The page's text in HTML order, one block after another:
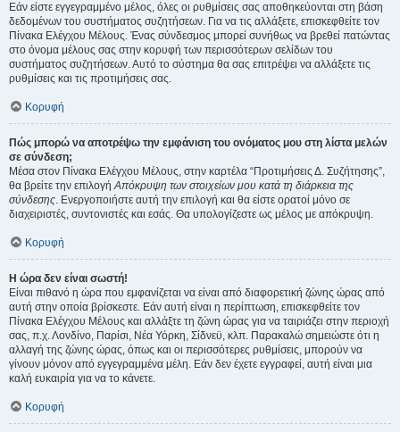
Εάν είστε εγγεγραμμένο μέλος, όλες οι ρυθμίσεις σας αποθηκεύονται στη βάση
δεδομένων του συστήματος συζητήσεων. Για να τις αλλάξετε, επισκεφθείτε τον
Πίνακα Ελέγχου Μέλους. Ένας σύνδεσμος μπορεί συνήθως να βρεθεί πατώντας
στο όνομα μέλους σας στην κορυφή των περισσότερων σελίδων του
συστήματος συζητήσεων. Αυτό το σύστημα θα σας επιτρέψει να αλλάξετε τις
ρυθμίσεις και τις προτιμήσεις σας.
Κορυφή
Πώς μπορώ να αποτρέψω την εμφάνιση του ονόματος μου στη λίστα μελών
σε σύνδεση;
Μέσα στον Πίνακα Ελέγχου Μέλους, στην καρτέλα “Προτιμήσεις Δ. Συζήτησης”,
θα βρείτε την επιλογήΑπόκρυψη των στοιχείων μου κατά τη διάρκεια της
σύνδεσης. Ενεργοποιήστε αυτή την επιλογή και θα είστε ορατοί μόνο σε
διαχειριστές, συντονιστές και εσάς. Θα υπολογίζεστε ως μέλος με απόκρυψη.
Κορυφή
Η ώρα δεν είναι σωστή!
Είναι πιθανό η ώρα που εμφανίζεται να είναι από διαφορετική ζώνης ώρας από
αυτή στην οποία βρίσκεστε. Εάν αυτή είναι η περίπτωση, επισκεφθείτε τον
Πίνακα Ελέγχου Μέλους και αλλάξτε τη ζώνη ώρας για να ταιριάζει στην περιοχή
σας, π.χ. Λονδίνο, Παρίσι, Νέα Υόρκη, Σίδνεϋ, κλπ. Παρακαλώ σημειώστε ότι η
αλλαγή της ζώνης ώρας, όπως και οι περισσότερες ρυθμίσεις, μπορούν να
γίνουν μόνον από εγγεγραμμένα μέλη. Εάν δεν έχετε εγγραφεί, αυτή είναι μια
καλή ευκαιρία για να το κάνετε.
Κορυφή